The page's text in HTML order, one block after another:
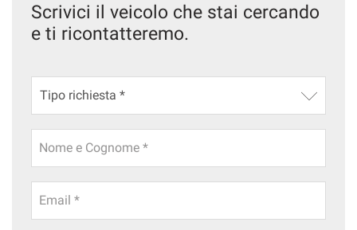
Scrivici il veicolo che stai cercando
e ti ricontatteremo.
Nome e Cognome *
Email *